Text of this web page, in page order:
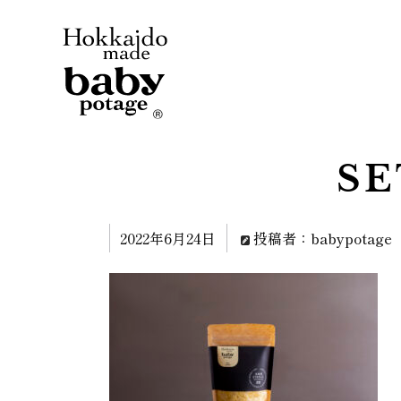
2022年6月24日 投稿者：babypotage